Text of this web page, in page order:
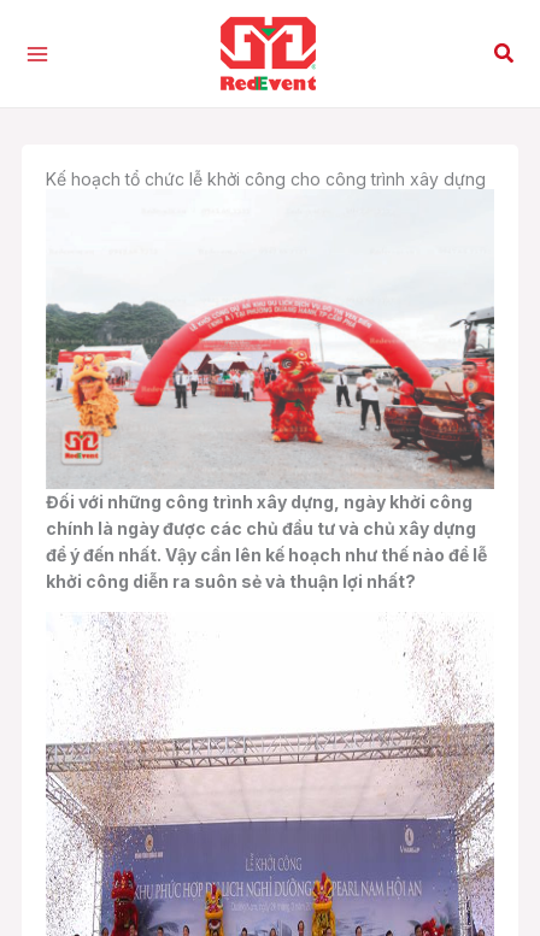
Tìm
Kế hoạch tổ chức lễ khởi công cho công trình xây dựng
Đối với những công trình xây dựng, ngày khởi công
chính là ngày được các chủ đầu tư và chủ xây dựng
để ý đến nhất. Vậy cần lên kế hoạch như thế nào để lễ
khởi công diễn ra suôn sẻ và thuận lợi nhất?